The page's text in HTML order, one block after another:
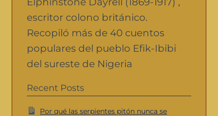
escritor colono británico.
Recopiló más de 40 cuentos
populares del pueblo Efik-Ibibi
del sureste de Nigeria
Recent Posts
Por qué las serpientes pitón nunca se